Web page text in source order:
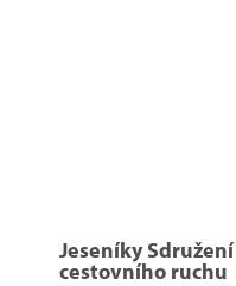
Jeseníky Sdružení
cestovního ruchu